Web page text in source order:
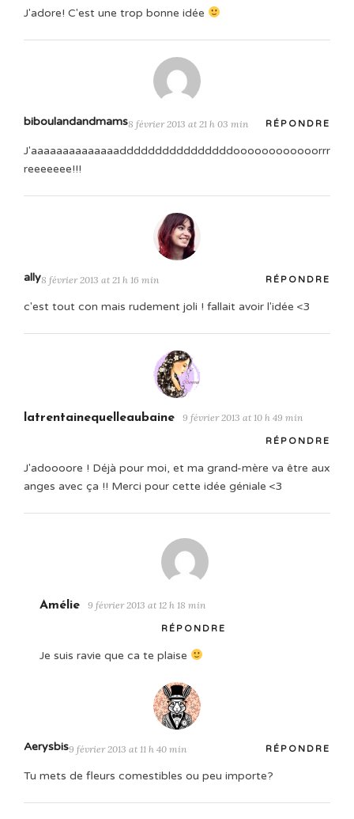
J'adore! C'est une trop bonne idée
biboulandandmams8 février 2013 at 21 h 03 min RÉPONDRE
J'aaaaaaaaaaaaaaddddddddddddddddoooooooooooorrr
reeeeeee!!!
ally8 février 2013 at 21 h 16 min RÉPONDRE
c'est tout con mais rudement joli ! fallait avoir l'idée <3
latrentainequelleaubaine 9 février 2013 at 10 h 49 min
RÉPONDRE
J'adoooore ! Déjà pour moi, et ma grand-mère va être aux
anges avec ça !! Merci pour cette idée géniale <3
Amélie 9 février 2013 at 12 h 18 min
RÉPONDRE
Je suis ravie que ca te plaise
Aerysbis9 février 2013 at 11 h 40 min RÉPONDRE
Tu mets de fleurs comestibles ou peu importe?